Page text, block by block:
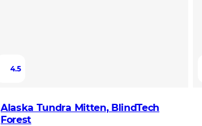
4.5
Alaska Tundra Mitten, BlindTech
Forest